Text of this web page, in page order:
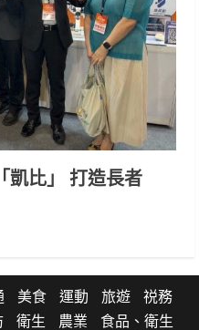
凱比」 打造長者
美食 運動 旅遊
祱務
衛生 農業 食品、衛生